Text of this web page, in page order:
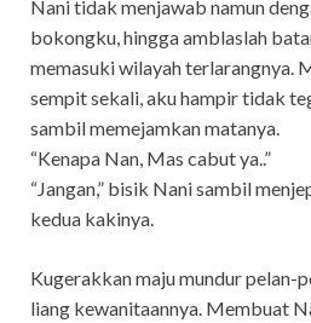
Nani tidak menjawab namun
bokongku, hingga amblaslah
memasuki wilayah terlarangnya.
sempit sekali, aku hampir tidak
sambil memejamkan matanya.
“Kenapa Nan, Mas cabut ya..”
“Jangan,” bisik Nani sambil
kedua kakinya.
Kugerakkan maju mundur pelan-
liang kewanitaannya. Membuat